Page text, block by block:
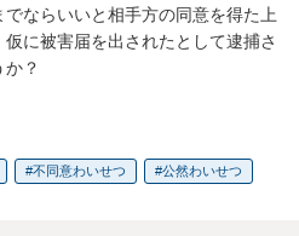
ならいいと相手方の同意を得た上
に被害届を出されたとして逮捕さ
？
不同意わいせつ 公然わいせつ